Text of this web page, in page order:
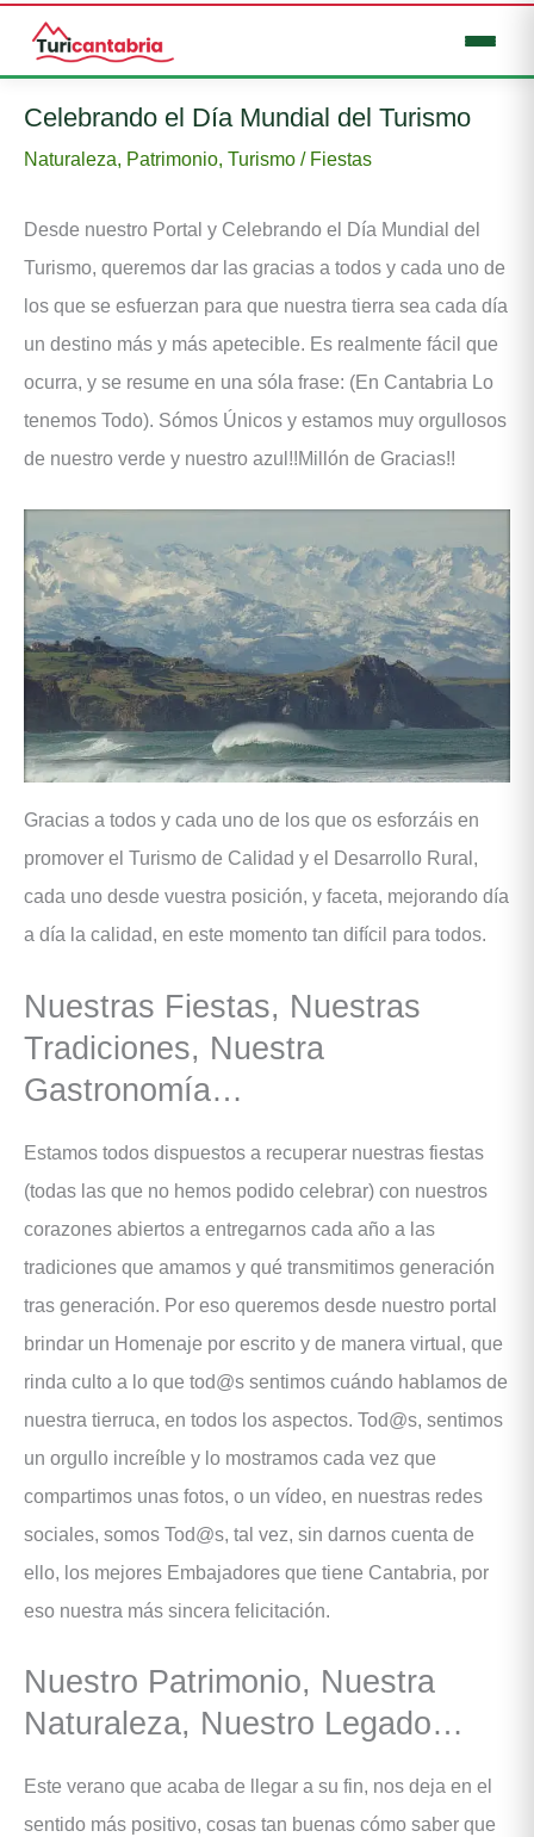
contenido
Celebrando el Día Mundial del Turismo
Naturaleza, Patrimonio, Turismo / Fiestas
Desde nuestro Portal y Celebrando el Día Mundial del
Turismo, queremos dar las gracias a todos y cada uno de
los que se esfuerzan para que nuestra tierra sea cada día
un destino más y más apetecible. Es realmente fácil que
ocurra, y se resume en una sóla frase: (En Cantabria Lo
tenemos Todo). Sómos Únicos y estamos muy orgullosos
de nuestro verde y nuestro azul!!Millón de Gracias!!
Gracias a todos y cada uno de los que os esforzáis en
promover el Turismo de Calidad y el Desarrollo Rural,
cada uno desde vuestra posición, y faceta, mejorando día
a día la calidad, en este momento tan difícil para todos.
Nuestras Fiestas, Nuestras
Tradiciones, Nuestra
Gastronomía…
Estamos todos dispuestos a recuperar nuestras fiestas
(todas las que no hemos podido celebrar) con nuestros
corazones abiertos a entregarnos cada año a las
tradiciones que amamos y qué transmitimos generación
tras generación. Por eso queremos desde nuestro portal
brindar un Homenaje por escrito y de manera virtual, que
rinda culto a lo que tod@s sentimos cuándo hablamos de
nuestra tierruca, en todos los aspectos. Tod@s, sentimos
un orgullo increíble y lo mostramos cada vez que
compartimos unas fotos, o un vídeo, en nuestras redes
sociales, somos Tod@s, tal vez, sin darnos cuenta de
ello, los mejores Embajadores que tiene Cantabria, por
eso nuestra más sincera felicitación.
Nuestro Patrimonio, Nuestra
Naturaleza, Nuestro Legado…
Este verano que acaba de llegar a su fin, nos deja en el
sentido más positivo, cosas tan buenas cómo saber que